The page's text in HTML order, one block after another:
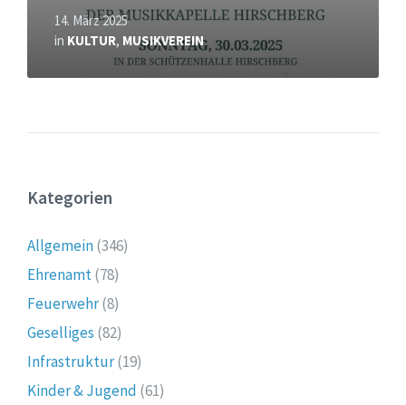
14. März 2025
in KULTUR, MUSIKVEREIN
Kategorien
Allgemein(346)
Ehrenamt(78)
Feuerwehr(8)
Geselliges (82)
Infrastruktur(19)
Kinder & Jugend (61)